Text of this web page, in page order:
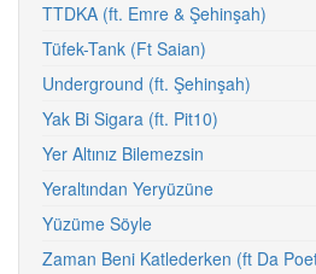
TTDKA (ft. Emre & Şehinşah)
Tüfek-Tank (Ft Saian)
Underground (ft. Şehinşah)
Yak Bi Sigara (ft. Pit10)
Yer Altınız Bilemezsin
Yeraltından Yeryüzüne
Yüzüme Söyle
Zaman Beni Katlederken (ft Da